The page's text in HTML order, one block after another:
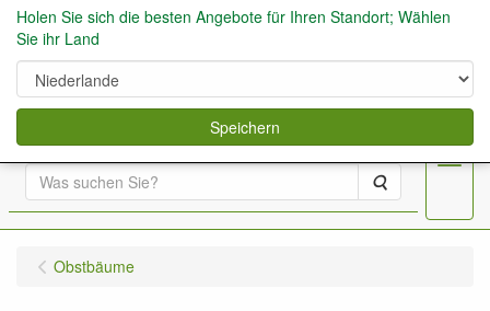
Suche
Menu
Obstbäume
Holen Sie sich die besten Angebote für Ihren Standort; Wählen
Sie ihr Land
Speichern